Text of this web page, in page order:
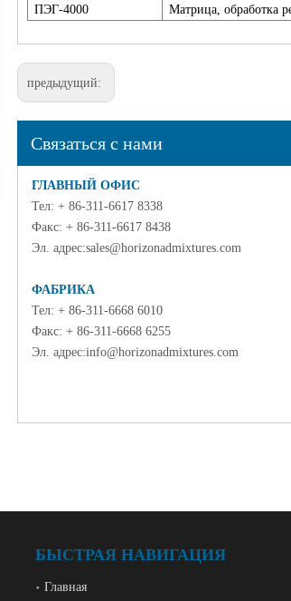
ПЭГ-4000
Матрица, обработка
предыдущий:
Связаться с нами
ГЛАВНЫЙ ОФИС
Тел: + 86-311-6617 8338
Факс: + 86-311-6617 8438
Эл. адрес:sales@horizonadmixtures.com
ФАБРИКА
Тел: + 86-311-6668 6010
Факс: + 86-311-6668 6255
Эл. адрес:info@horizonadmixtures.com
БЫСТРАЯ НАВИГАЦИЯ
Главная